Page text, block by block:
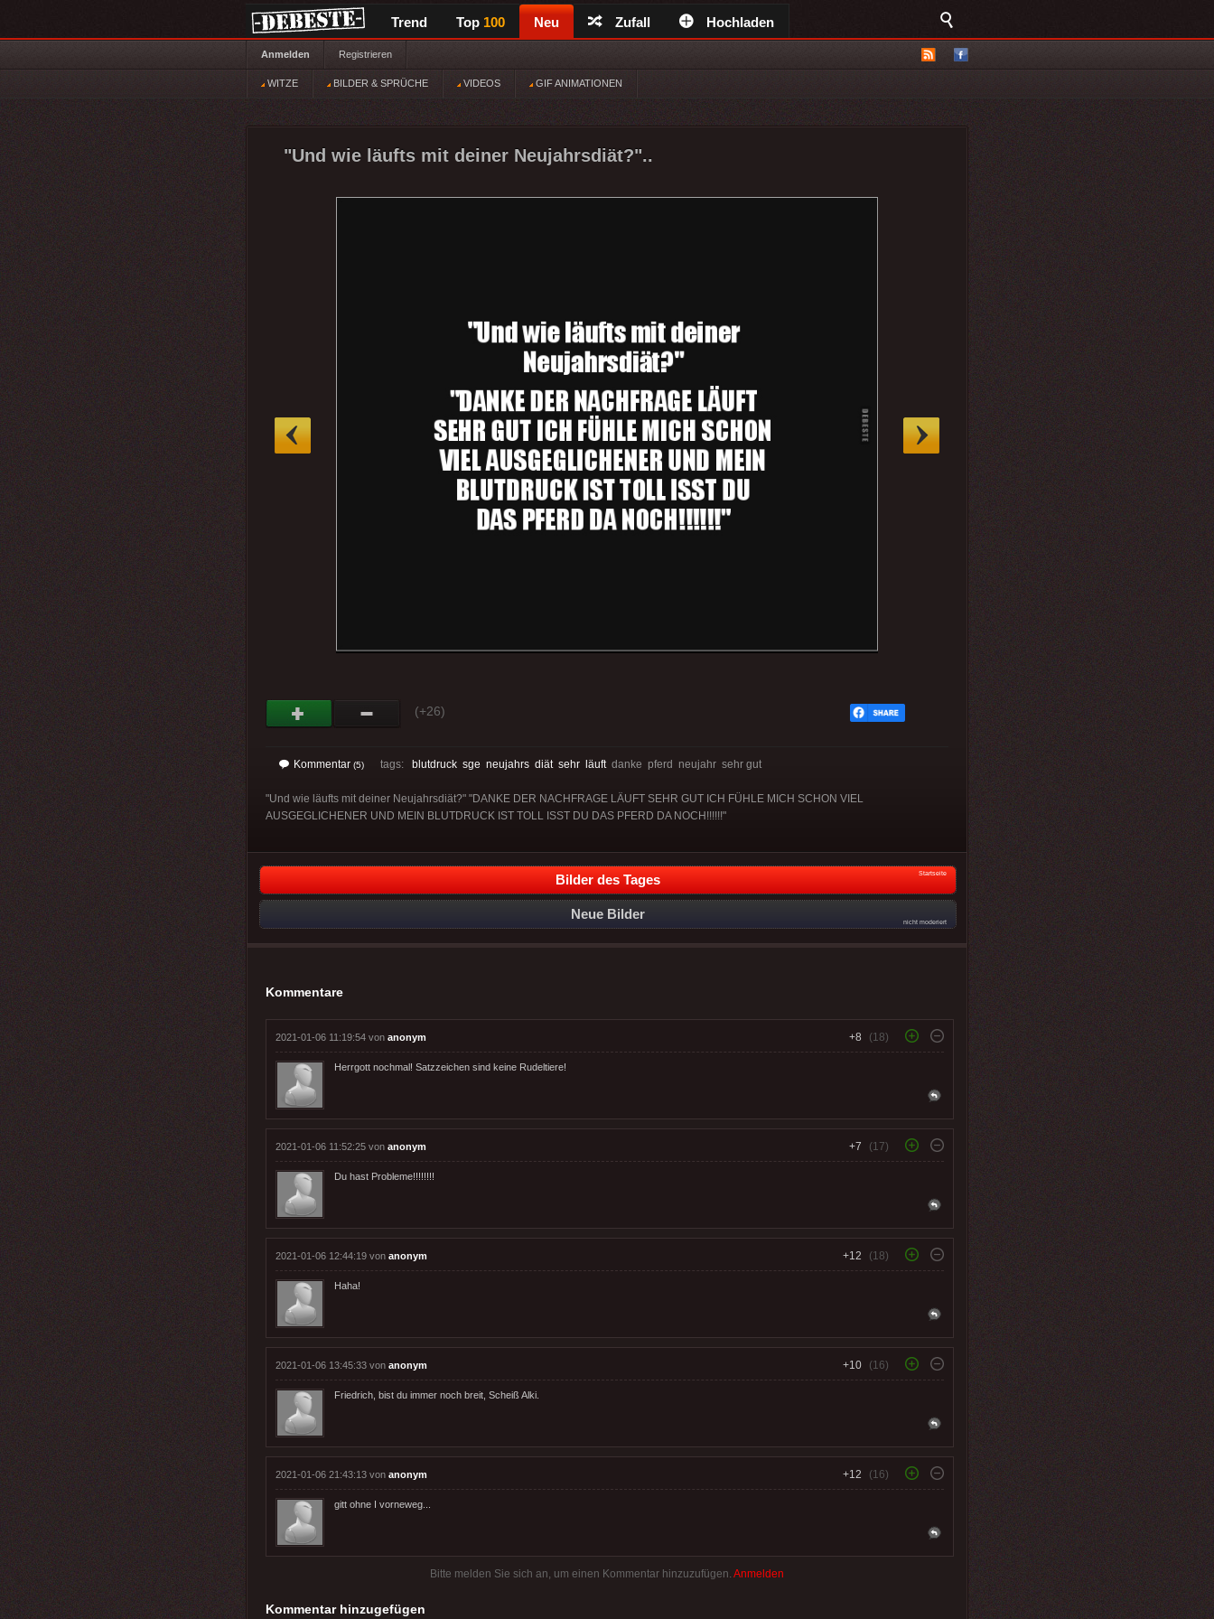
Trend Top 100 Neu Zufall Hochladen
Anmelden Registrieren
WITZE BILDER & SPRÜCHE VIDEOS GIF ANIMATIONEN
"Und wie läufts mit deiner Neujahrsdiät?"..
(+26)
Kommentar (5) tags: blutdruck sge neujahrs diät sehr läuftdanke pferd neujahr sehr gut
"Und wie läufts mit deiner Neujahrsdiät?" "DANKE DER NACHFRAGE LÄUFT SEHR GUT ICH FÜHLE MICH SCHON VIEL
AUSGEGLICHENER UND MEIN BLUTDRUCK IST TOLL ISST DU DAS PFERD DA NOCH!!!!!!"
Bilder des Tages Startseite
Neue Bilder
nicht moderiert
Kommentare
2021-01-06 11:19:54 von anonym +8 (18)
Herrgott nochmal! Satzzeichen sind keine Rudeltiere!
2021-01-06 11:52:25 von anonym +7 (17)
Du hast Probleme!!!!!!!!
2021-01-06 12:44:19 von anonym +12 (18)
Haha!
2021-01-06 13:45:33 von anonym +10 (16)
Friedrich, bist du immer noch breit, Scheiß Alki.
2021-01-06 21:43:13 von anonym +12 (16)
gitt ohne I vorneweg...
Bitte melden Sie sich an, um einen Kommentar hinzuzufügen. Anmelden
Kommentar hinzugefügen